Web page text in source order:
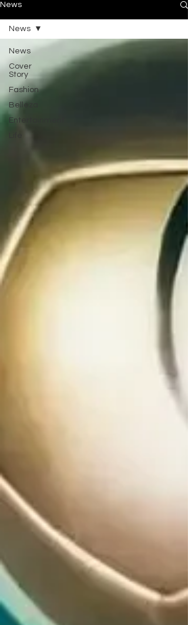
News
News
Cover
Story
Fashion
Belleza
Entertainment
News